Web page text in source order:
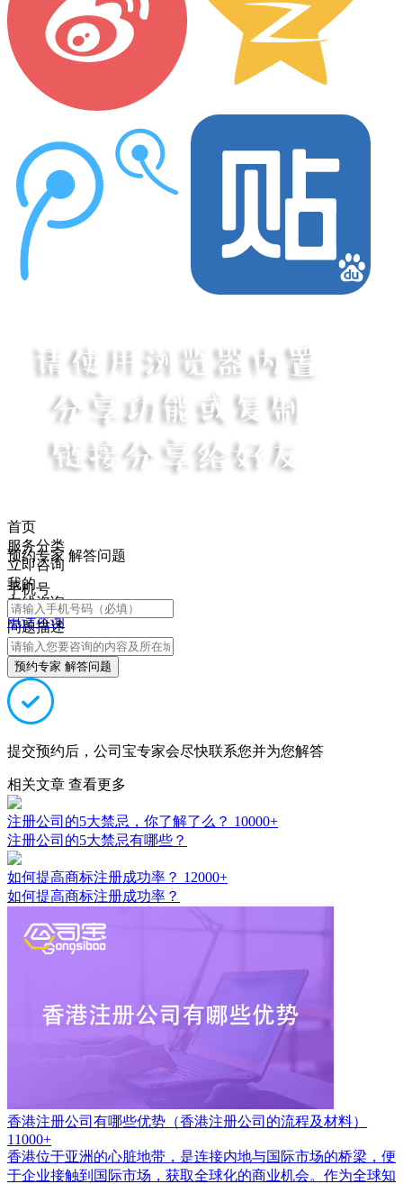
首页
服务分类
立即咨询
我的
在线咨询
电话咨询
预约专家 解答问题
手机号
问题描述
预约专家 解答问题
提交预约后，公司宝专家会尽快联系您并为您解答
相关文章 查看更多
注册公司的5大禁忌，你了解了么？ 10000+
注册公司的5大禁忌有哪些？
如何提高商标注册成功率？ 12000+
如何提高商标注册成功率？
香港注册公司有哪些优势（香港注册公司的流程及材料）
11000+
香港位于亚洲的心脏地带，是连接内地与国际市场的桥梁，便
于企业接触到国际市场，获取全球化的商业机会。作为全球知